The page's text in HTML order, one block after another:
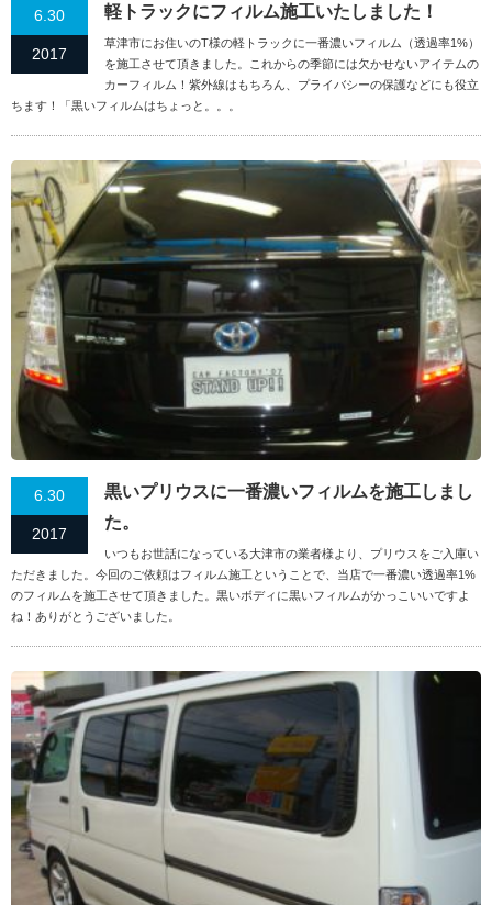
6.30
2017
軽トラックにフィルム施工いたしました！
草津市にお住いのT様の軽トラックに一番濃いフィルム（透過率1%）
を施工させて頂きました。これからの季節には欠かせないアイテムの
カーフィルム！紫外線はもちろん、プライバシーの保護などにも役立
ちます！「黒いフィルムはちょっと。。。
6.30
2017
黒いプリウスに一番濃いフィルムを施工しまし
た。
いつもお世話になっている大津市の業者様より、プリウスをご入庫い
ただきました。今回のご依頼はフィルム施工ということで、当店で一番濃い透過率1%
のフィルムを施工させて頂きました。黒いボディに黒いフィルムがかっこいいですよ
ね！ありがとうございました。